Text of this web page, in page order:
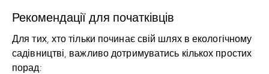
Рекомендації для початківців
Для тих, хто тільки починає свій шлях в екологічному
садівництві, важливо дотримуватись кількох простих
порад: